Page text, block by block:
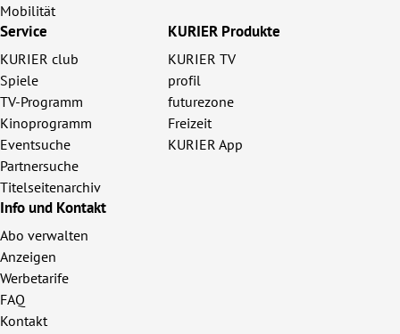
Mobilität
Service
KURIER club
Spiele
TV-Programm
Kinoprogramm
Eventsuche
Partnersuche
Titelseitenarchiv
KURIER Produkte
KURIER TV
profil
futurezone
Freizeit
KURIER App
Info und Kontakt
Abo verwalten
Anzeigen
Werbetarife
FAQ
Kontakt